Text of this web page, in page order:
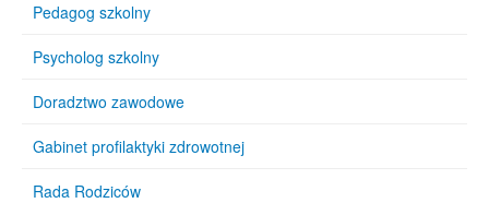
Pedagog szkolny
Psycholog szkolny
Doradztwo zawodowe
Gabinet profilaktyki zdrowotnej
Rada Rodziców